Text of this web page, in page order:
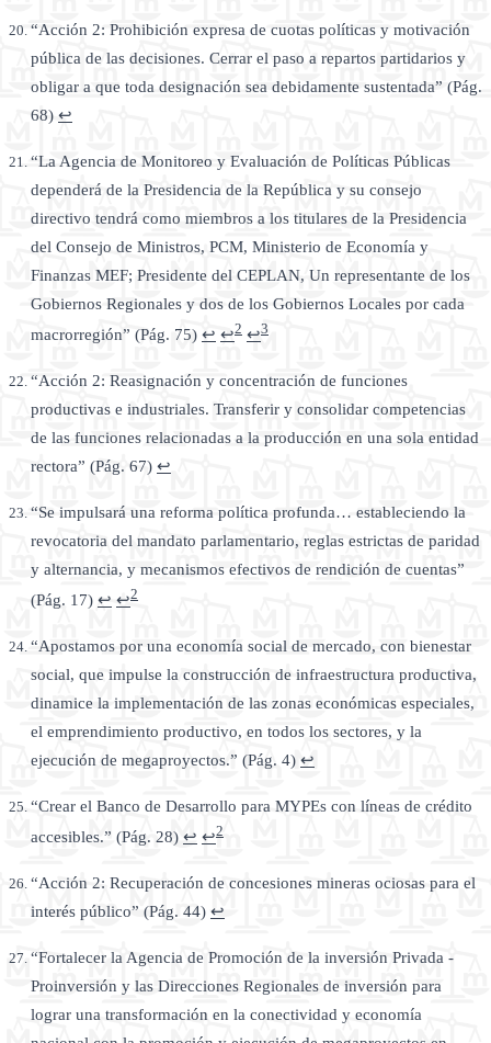
“Acción 2: Prohibición expresa de cuotas políticas y motivación
pública de las decisiones. Cerrar el paso a repartos partidarios y
obligar a que toda designación sea debidamente sustentada” (Pág.
68) ↩
“La Agencia de Monitoreo y Evaluación de Políticas Públicas
dependerá de la Presidencia de la República y su consejo
directivo tendrá como miembros a los titulares de la Presidencia
del Consejo de Ministros, PCM, Ministerio de Economía y
Finanzas MEF; Presidente del CEPLAN, Un representante de los
Gobiernos Regionales y dos de los Gobiernos Locales por cada
macrorregión” (Pág. 75) ↩ ↩2 ↩3
“Acción 2: Reasignación y concentración de funciones
productivas e industriales. Transferir y consolidar competencias
de las funciones relacionadas a la producción en una sola entidad
rectora” (Pág. 67) ↩
“Se impulsará una reforma política profunda… estableciendo la
revocatoria del mandato parlamentario, reglas estrictas de paridad
y alternancia, y mecanismos efectivos de rendición de cuentas”
(Pág. 17) ↩ ↩2
“Apostamos por una economía social de mercado, con bienestar
social, que impulse la construcción de infraestructura productiva,
dinamice la implementación de las zonas económicas especiales,
el emprendimiento productivo, en todos los sectores, y la
ejecución de megaproyectos.” (Pág. 4) ↩
“Crear el Banco de Desarrollo para MYPEs con líneas de crédito
accesibles.” (Pág. 28) ↩ ↩2
“Acción 2: Recuperación de concesiones mineras ociosas para el
interés público” (Pág. 44) ↩
“Fortalecer la Agencia de Promoción de la inversión Privada -
Proinversión y las Direcciones Regionales de inversión para
lograr una transformación en la conectividad y economía